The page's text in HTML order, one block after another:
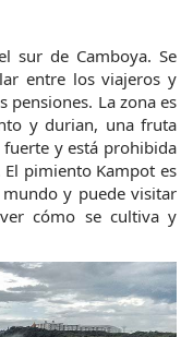
sur de Camboya. Se
entre los viajeros y
pensiones. La zona es
y durian, una fruta
y está prohibida
pimiento Kampot es
y puede visitar
cómo se cultiva y